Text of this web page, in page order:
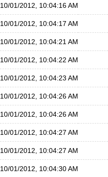
10/01/2012, 10:04:16 AM
10/01/2012, 10:04:17 AM
10/01/2012, 10:04:21 AM
10/01/2012, 10:04:22 AM
10/01/2012, 10:04:23 AM
10/01/2012, 10:04:26 AM
10/01/2012, 10:04:26 AM
10/01/2012, 10:04:27 AM
10/01/2012, 10:04:27 AM
10/01/2012, 10:04:30 AM